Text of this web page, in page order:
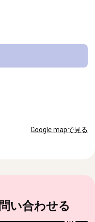
Google mapで見る
い合わせる